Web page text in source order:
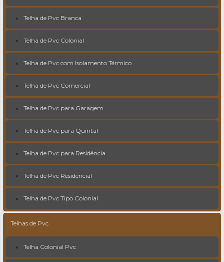
Telha de Pvc Branca
Telha de Pvc Colonial
Telha de Pvc com Isolamento Térmico
Telha de Pvc Comercial
Telha de Pvc para Garagem
Telha de Pvc para Quintal
Telha de Pvc para Residência
Telha de Pvc Residencial
Telha de Pvc Tipo Colonial
Telhas de Pvc
Telha Colonial Pvc